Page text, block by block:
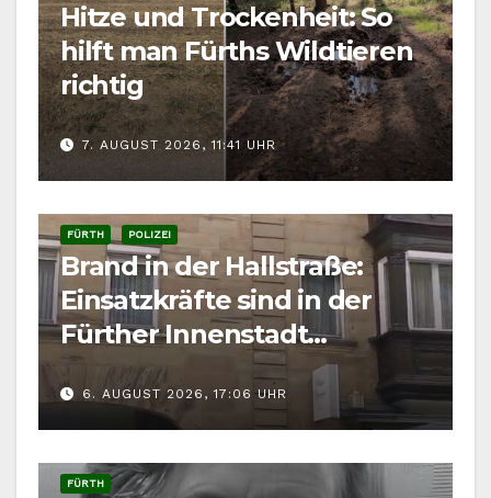
Hitze und Trockenheit: So
hilft man Fürths Wildtieren
richtig
7. AUGUST 2026, 11:41 UHR
FÜRTH POLIZEI
Brand in der Hallstraße:
Einsatzkräfte sind in der
Fürther Innenstadt
gefordert
6. AUGUST 2026, 17:06 UHR
FÜRTH